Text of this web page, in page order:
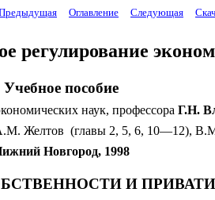
Оглавление Следующая
регулирование
Учебное пособие
наук, профессора Г.Н.
Желтов (главы 2, 5, 6, 10—12),
Новгород, 1998
И